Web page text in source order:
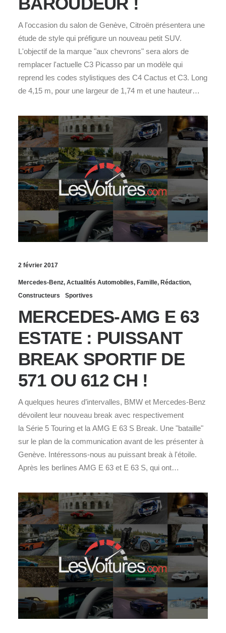
A l'occasion du salon de Genève, Citroën présentera une
étude de style qui préfigure un nouveau petit SUV.
L'objectif de la marque "aux chevrons" sera alors de
remplacer l'actuelle C3 Picasso par un modèle qui
reprend les codes stylistiques des C4 Cactus et C3. Long
de 4,15 m, pour une largeur de 1,74 m et une hauteur…
2 février 2017
Mercedes-Benz, Actualités Automobiles, Famille, Rédaction,
Constructeurs
Sportives
MERCEDES-AMG E 63
ESTATE : PUISSANT
BREAK SPORTIF DE
571 OU 612 CH !
A quelques heures d’intervalles, BMW et Mercedes-Benz
dévoilent leur nouveau break avec respectivement
la Série 5 Touring et la AMG E 63 S Break. Une "bataille"
sur le plan de la communication avant de les présenter à
Genève. Intéressons-nous au puissant break à l'étoile.
Après les berlines AMG E 63 et E 63 S, qui ont…